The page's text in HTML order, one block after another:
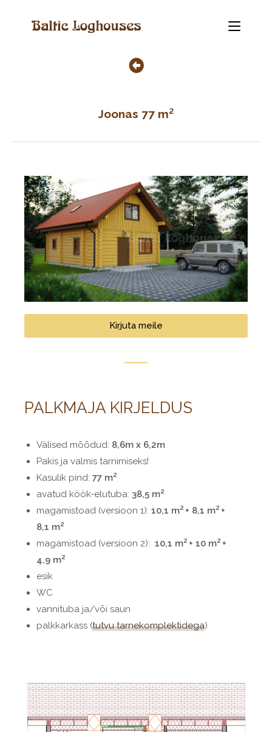
Joonas 77 m²
Kirjuta meile
PALKMAJA KIRJELDUS
Välised mõõdud: 8,6m x 6,2m
Pakis ja valmis tarnimiseks!
Kasulik pind: 77 m2
avatud köök-elutuba: 38,5 m2
magamistoad (versioon 1): 10,1 m2 + 8,1 m2 +
8,1 m2
magamistoad (versioon 2): 10,1 m2 + 10 m2 +
4,9 m2
esik
WC
vannituba ja/või saun
palkkarkass (tutvu tarnekomplektidega)